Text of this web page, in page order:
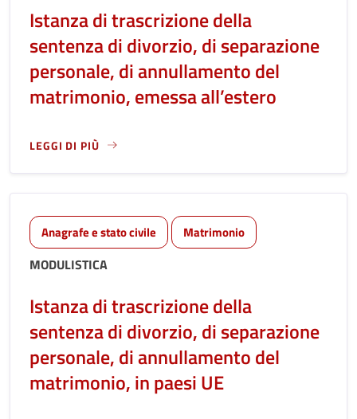
Istanza di trascrizione della
sentenza di divorzio, di separazione
personale, di annullamento del
matrimonio, emessa all’estero
LEGGI DI PIÙ
LEGGI ANCORA RIGUARDO A: ISTANZA DI TRASCRIZIONE
Anagrafe e stato civile Matrimonio
MODULISTICA
Istanza di trascrizione della
sentenza di divorzio, di separazione
personale, di annullamento del
matrimonio, in paesi UE